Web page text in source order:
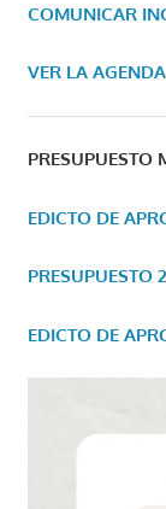
COMUNICAR
VER LA AGENDA
PRESUPUESTO
EDICTO DE
PRESUPUESTO
EDICTO DE